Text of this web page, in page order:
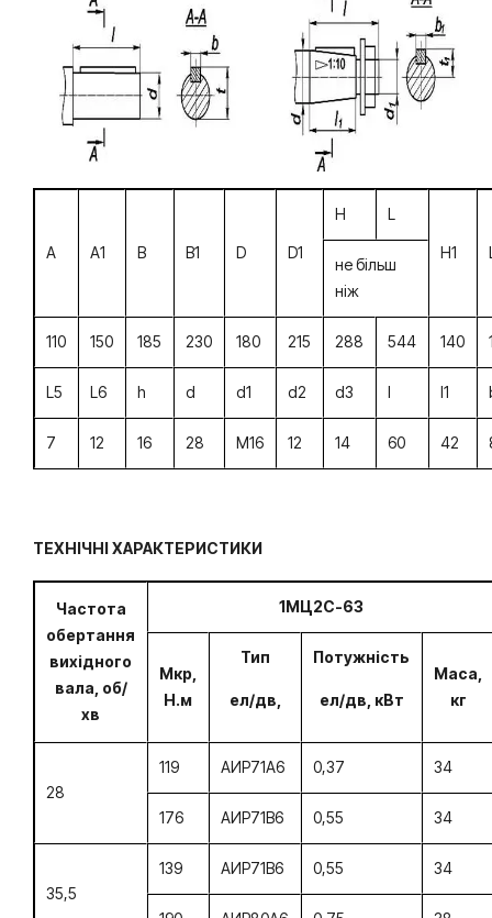
A A1 B B1 D D1
H L
H1
не більш
ніж
110 150 185 230 180 215 288 544 140
L5 L6 h d d1 d2 d3 I I1
7 12 16 28 М16 12 14 60 42
ТЕХНІЧНІ ХАРАКТЕРИСТИКИ
Частота
обертання
вихідного
вала, об/
хв
1МЦ2С-63
Мкр,
Н.м
Тип
ел/дв,
Потужність
ел/дв, кВт
Маса,
кг
28
119 АИР71А6 0,37 34
176 АИР71В6 0,55 34
35,5
139 АИР71В6 0,55 34